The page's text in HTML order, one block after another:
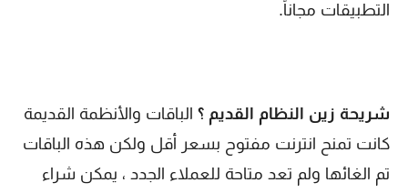
التطبيقات مجاناً.
شريحة زين النظام القديم ؟ الباقات والأنظمة القديمة
كانت تمنح انترنت مفتوح بسعر أقل ولكن هذه الباقات
تم الغائها ولم تعد متاحة للعملاء الجدد ، يمكن شراء